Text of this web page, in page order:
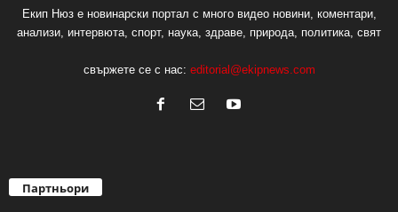
Екип Нюз е новинарски портал с много видео новини, коментари,
анализи, интервюта, спорт, наука, здраве, природа, политика, свят
свържете се с нас: editorial@ekipnews.com
Партньори